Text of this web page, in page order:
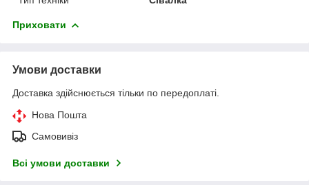
Приховати
Умови доставки
Доставка здійснюється тільки по передоплаті.
Нова Пошта
Самовивіз
Всі умови доставки